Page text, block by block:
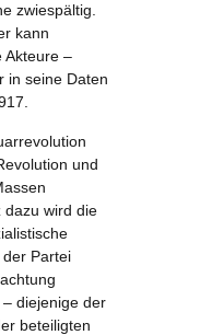
zwiespältig.
kann
Akteure –
in seine Daten
und
dazu wird die
der Partei
diejenige der
beteiligten